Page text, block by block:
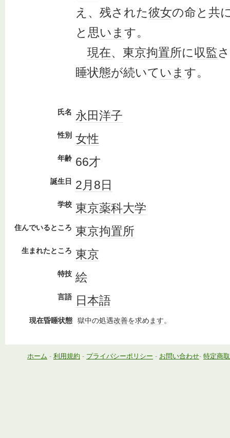
え、残された彼女の命と共
と思いま す。
現在、 東京拘置所に収監
睡状態が続いて いま す。
氏名 永田洋子
性別 女性
年齢 66才
誕生日 2月8日
学校 東京薬科大学
住んでいるところ 東京拘置所
生まれたところ 東京
特技 絵
言語 日本語
現在昏睡状態 獄中の処遇改善を求めます。
ホーム - 利用規約 - プライバシーポリシー - お問い合わせ- 特定商